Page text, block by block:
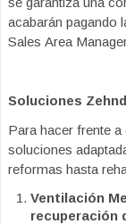
acabarán pagando
Sales Area
Soluciones
Para hacer frente
soluciones
reformas hasta
Ventilación
recuperación